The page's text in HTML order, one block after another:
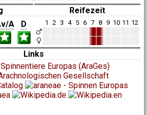
Reifezeit
A D 1 2 3 4 5 6 7 8 9 10 11 12
Links